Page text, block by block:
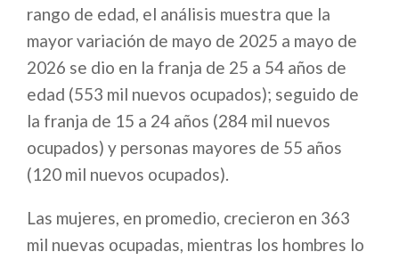
rango de edad, el análisis muestra que la
mayor variación de mayo de 2025 a mayo de
2026 se dio en la franja de 25 a 54 años de
edad (553 mil nuevos ocupados); seguido de
la franja de 15 a 24 años (284 mil nuevos
ocupados) y personas mayores de 55 años
(120 mil nuevos ocupados).
Las mujeres, en promedio, crecieron en 363
mil nuevas ocupadas, mientras los hombres lo